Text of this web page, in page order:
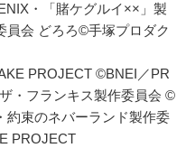
・「賭ケグルイ××」製
員会 どろろ©手塚プロダク
PROJECT ©BNEI／PR
・フランキス製作委員会 ©
約束のネバーランド製作委
PROJECT